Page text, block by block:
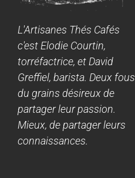
L'Artisanes Thés Cafés
c'est Elodie Courtin,
torréfactrice, et David
Greffiel, barista. Deux fous
du grains désireux de
partager leur passion.
Mieux, de partager leurs
connaissances.